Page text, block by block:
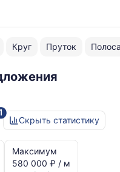
Круг Пруток
Скрыть статистику
Максимум
580 000 ₽ / м